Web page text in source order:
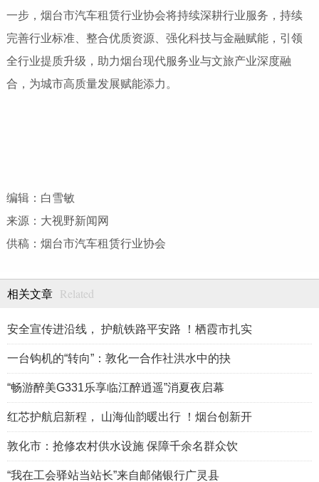
一步，烟台市汽车租赁行业协会将持续深耕行业服务，持续
完善行业标准、整合优质资源、强化科技与金融赋能，引领
全行业提质升级，助力烟台现代服务业与文旅产业深度融
合，为城市高质量发展赋能添力。
编辑：白雪敏
来源：大视野新闻网
供稿：烟台市汽车租赁行业协会
相关文章 Related
安全宣传进沿线， 护航铁路平安路 ！栖霞市扎实
一台钩机的“转向”：敦化一合作社洪水中的抉
“畅游醉美G331乐享临江醉逍遥”消夏夜启幕
红芯护航启新程， 山海仙韵暖出行 ！烟台创新开
敦化市：抢修农村供水设施 保障千余名群众饮
“我在工会驿站当站长”来自邮储银行广灵县